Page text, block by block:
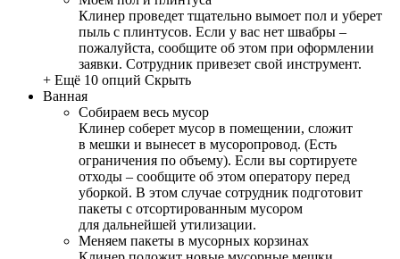
Клинер проведет тщательно вымоет пол и уберет
пыль с плинтусов. Если у вас нет швабры –
пожалуйста, сообщите об этом при оформлении
заявки. Сотрудник привезет свой инструмент.
+ Ещё 10 опций Скрыть
Ванная
Собираем весь мусор
Клинер соберет мусор в помещении, сложит
в мешки и вынесет в мусоропровод. (Есть
ограничения по объему). Если вы сортируете
отходы – сообщите об этом оператору перед
уборкой. В этом случае сотрудник подготовит
пакеты с отсортированным мусором
для дальнейшей утилизации.
Меняем пакеты в мусорных корзинах